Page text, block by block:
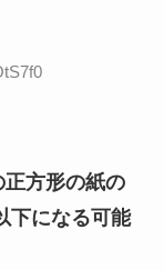
方形の紙の
下になる可能